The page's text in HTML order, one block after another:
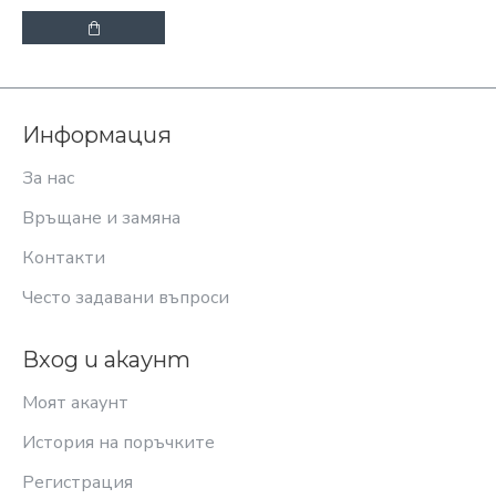
Информация
За нас
Връщане и замяна
Контакти
Често задавани въпроси
Вход и акаунт
Моят акаунт
История на поръчките
Регистрация